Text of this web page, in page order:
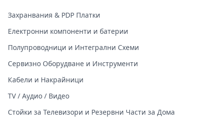
Захранвания & PDP Платки
Електронни компоненти и батерии
Полупроводници и Интегрални Схеми
Сервизно Оборудване и Инструменти
Кабели и Накрайници
TV / Аудио / Видео
Стойки за Телевизори и Резервни Части за Дома